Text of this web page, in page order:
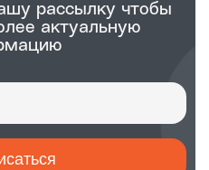
рассылку чтобы
актуальную